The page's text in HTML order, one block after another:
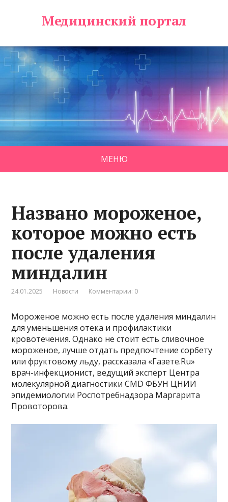
Медицинский портал
МЕНЮ
Названо мороженое,
которое можно есть
после удаления
миндалин
24.01.2025 Новости Комментарии: 0
Мороженое можно есть после удаления миндалин
для уменьшения отека и профилактики
кровотечения. Однако не стоит есть сливочное
мороженое, лучше отдать предпочтение сорбету
или фруктовому льду, рассказала «Газете.Ru»
врач-инфекционист, ведущий эксперт Центра
молекулярной диагностики CMD ФБУН ЦНИИ
эпидемиологии Роспотребнадзора Маргарита
Провоторова.